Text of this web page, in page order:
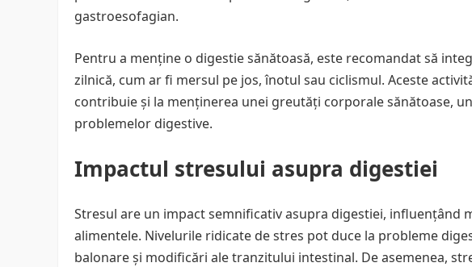
gastroesofagian.
Pentru a menține o digestie sănătoasă, este recomandat să
zilnică, cum ar fi mersul pe jos, înotul sau ciclismul. Aceste
contribuie și la menținerea unei greutăți corporale sănătoase,
problemelor digestive.
Impactul stresului asupra digestiei
Stresul are un impact semnificativ asupra digestiei, influențând
alimentele. Nivelurile ridicate de stres pot duce la probleme
balonare și modificări ale tranzitului intestinal. De asemenea,